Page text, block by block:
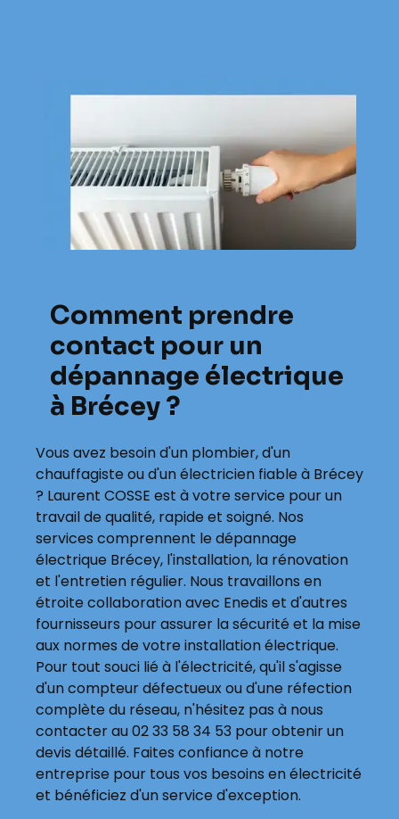
Comment prendre
contact pour un
dépannage électrique
à Brécey ?
Vous avez besoin d'un plombier, d'un
chauffagiste ou d'un électricien fiable à Brécey
? Laurent COSSE est à votre service pour un
travail de qualité, rapide et soigné. Nos
services comprennent le dépannage
électrique Brécey, l'installation, la rénovation
et l'entretien régulier. Nous travaillons en
étroite collaboration avec Enedis et d'autres
fournisseurs pour assurer la sécurité et la mise
aux normes de votre installation électrique.
Pour tout souci lié à l'électricité, qu'il s'agisse
d'un compteur défectueux ou d'une réfection
complète du réseau, n'hésitez pas à nous
contacter au 02 33 58 34 53 pour obtenir un
devis détaillé. Faites confiance à notre
entreprise pour tous vos besoins en électricité
et bénéficiez d'un service d'exception.